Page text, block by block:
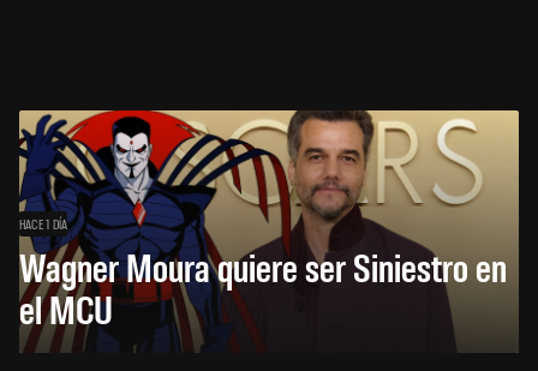
HACE 1 DÍA
Wagner Moura quiere ser Siniestro en
el MCU